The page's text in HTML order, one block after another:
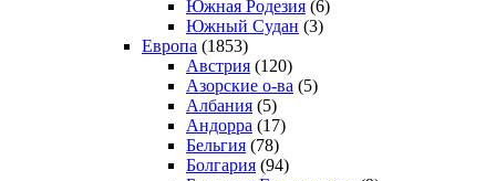
Южная Родезия (6)
Южный Судан (3)
Европа (1853)
Австрия (120)
Азорские о-ва (5)
Албания (5)
Андорра (17)
Бельгия (78)
Болгария (94)